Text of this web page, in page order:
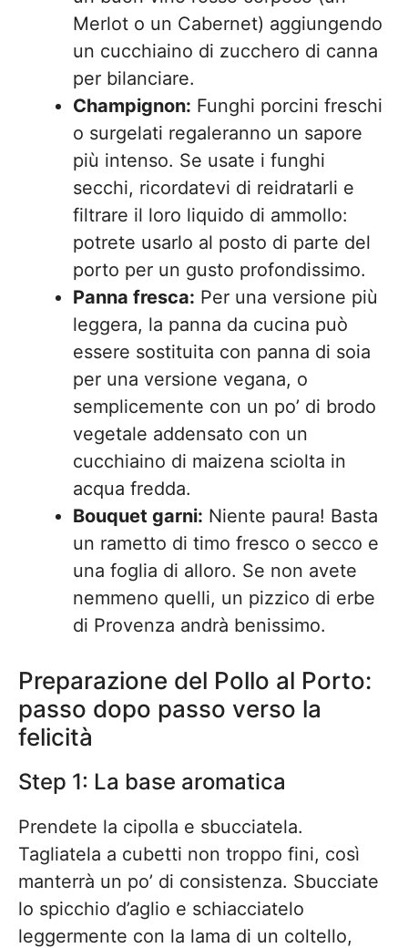
Merlot o un Cabernet) aggiungendo
un cucchiaino di zucchero di canna
per bilanciare.
Champignon: Funghi porcini freschi
o surgelati regaleranno un sapore
più intenso. Se usate i funghi
secchi, ricordatevi di reidratarli e
filtrare il loro liquido di ammollo:
potrete usarlo al posto di parte del
porto per un gusto profondissimo.
Panna fresca: Per una versione più
leggera, la panna da cucina può
essere sostituita con panna di soia
per una versione vegana, o
semplicemente con un po’ di brodo
vegetale addensato con un
cucchiaino di maizena sciolta in
acqua fredda.
Bouquet garni: Niente paura! Basta
un rametto di timo fresco o secco e
una foglia di alloro. Se non avete
nemmeno quelli, un pizzico di erbe
di Provenza andrà benissimo.
Preparazione del Pollo al Porto:
passo dopo passo verso la
felicità
Step 1: La base aromatica
Prendete la cipolla e sbucciatela.
Tagliatela a cubetti non troppo fini, così
manterrà un po’ di consistenza. Sbucciate
lo spicchio d’aglio e schiacciatelo
leggermente con la lama di un coltello,